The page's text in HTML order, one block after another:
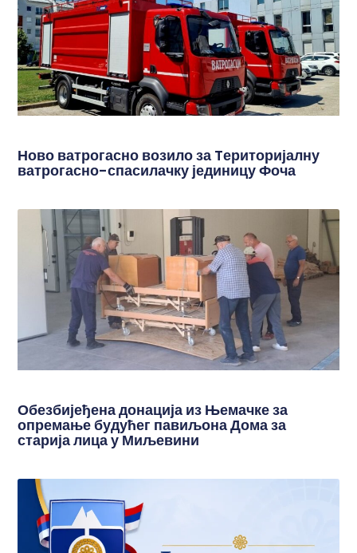
Ново ватрогасно возило за Tериторијалну
ватрогасно-спасилачку јединицу Фоча
Обезбијеђена донација из Њемачке за
опремање будућег павиљона Дома за
старија лица у Миљевини